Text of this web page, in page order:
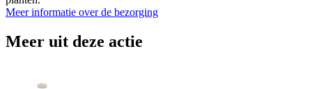
Meer informatie over de bezorging
Meer uit deze actie